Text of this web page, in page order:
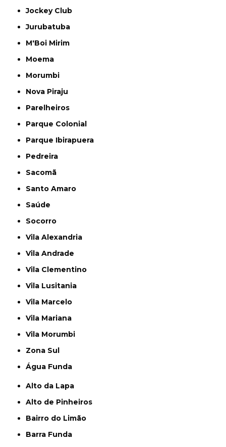
Jockey Club
Jurubatuba
M'Boi Mirim
Moema
Morumbi
Nova Piraju
Parelheiros
Parque Colonial
Parque Ibirapuera
Pedreira
Sacomã
Santo Amaro
Saúde
Socorro
Vila Alexandria
Vila Andrade
Vila Clementino
Vila Lusitania
Vila Marcelo
Vila Mariana
Vila Morumbi
Zona Sul
Água Funda
Alto da Lapa
Alto de Pinheiros
Bairro do Limão
Barra Funda